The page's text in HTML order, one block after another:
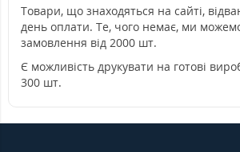
Товари, що знаходяться на сайті,
день оплати. Те, чого немає, ми
замовлення від 2000 шт.
Є можливість друкувати на готові
300 шт.